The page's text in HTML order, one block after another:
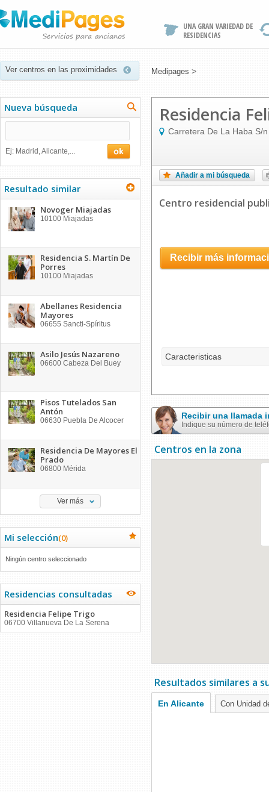
UNA GRAN VARIEDAD DE
RESIDENCIAS
Ver centros en las proximidades Medipages >
Nueva búsqueda
Ej: Madrid, Alicante,...
Resultado similar
Novoger Miajadas
10100 Miajadas
Residencia S. Martín De
Porres
10100 Miajadas
Abellanes Residencia
Mayores
06655 Sancti-Spíritus
Asilo Jesús Nazareno
06600 Cabeza Del Buey
Pisos Tutelados San
Antón
06630 Puebla De Alcocer
Residencia De Mayores El
Prado
06800 Mérida
Ver más
Mi selección(0)
Ningún centro seleccionado
Residencias consultadas
Residencia Felipe Trigo
06700 Villanueva De La Serena
Residencia
Carretera De La Haba S/n
Añadir a mi búsqueda
Centro residencial
Recibir más
Caracteristicas
Recibir una llamada
Indique su número de
Centros en la zona
Resultados similares a
En Alicante Con Unidad